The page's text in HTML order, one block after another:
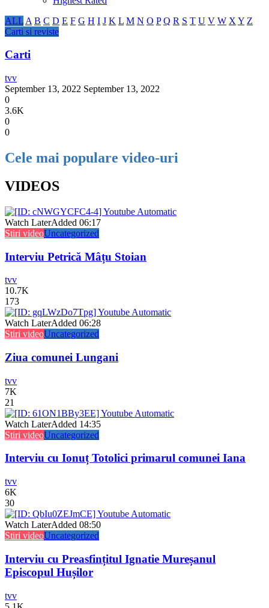
ALL A B C D E F G H I J K L M N O P Q R S T U V W X Y Z
Carti si reviste
Carti
tvv
September 13, 2022 September 13, 2022
0
3.6K
0
0
Cele mai populare video-uri
VIDEOS
Watch LaterAdded 06:17
Stiri videoUncategorized
Interviu Petrică Mâțu Stoian
tvv
10.7K
173
Watch LaterAdded 06:28
Stiri videoUncategorized
Ziua comunei Lungani
tvv
7K
21
Watch LaterAdded 14:35
Stiri videoUncategorized
Interviu cu Ionuț Totolici primarul comunei Iana
tvv
6K
30
Watch LaterAdded 08:50
Stiri videoUncategorized
Interviu cu Preasfințitul Ignatie Mureșanul
Episcopul Hușilor
tvv